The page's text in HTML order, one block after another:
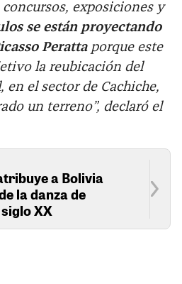
exposiciones y
se están proyectando
Peratta porque este
la reubicación del
el sector de Cachiche,
un terreno”, declaró el
a Bolivia
la danza de
XX